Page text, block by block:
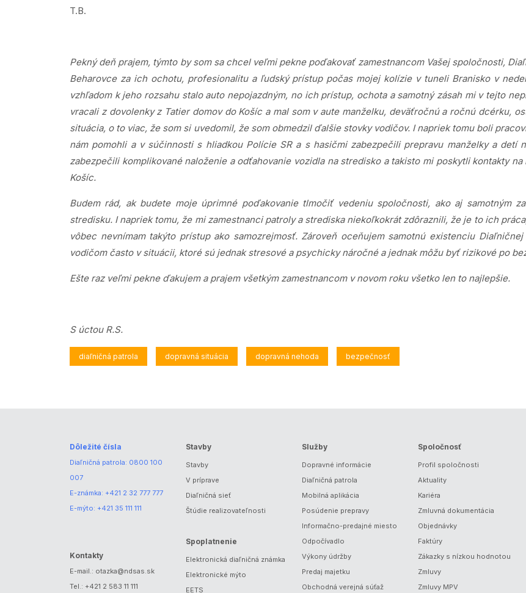
T.B.
Pekný deň prajem, týmto by som sa chcel veľmi pekne poďakovať zamestnancom Vašej spoločnosti,
Beharovce za ich ochotu, profesionalitu a ľudský prístup počas mojej kolízie v tuneli Branisko v
vzhľadom k jeho rozsahu stalo auto nepojazdným, no ich prístup, ochota a samotný zásah mi v tejto
vracali z dovolenky z Tatier domov do Košíc a mal som v aute manželku, deväťročnú a ročnú dcérku,
situácia, o to viac, že som si uvedomil, že som obmedzil ďalšie stovky vodičov. I napriek tomu boli
nám pomohli a v súčinnosti s hliadkou Polície SR a s hasičmi zabezpečili prepravu manželky a detí
zabezpečili komplikované naloženie a odťahovanie vozidla na stredisko a takisto mi poskytli kontakty
Košíc.
Budem rád, ak budete moje úprimné poďakovanie tlmočiť vedeniu spoločnosti, ako aj samotným
stredisku. I napriek tomu, že mi zamestnanci patroly a strediska niekoľkokrát zdôraznili, že je to ich
vôbec nevnímam takýto prístup ako samozrejmosť. Zároveň oceňujem samotnú existenciu
vodičom často v situácii, ktoré sú jednak stresové a psychicky náročné a jednak môžu byť rizikové po
Ešte raz veľmi pekne ďakujem a prajem všetkým zamestnancom v novom roku všetko len to najlepšie.
S úctou R.S.
diaľničná patrola dopravná situácia dopravná nehoda bezpečnosť
Dôležité čísla
Diaľničná patrola: 0800 100
007
E-známka: +421 2 32 777 777
E-mýto: +421 35 111 111
Kontakty
E-mail.: otazka@ndsas.sk
Tel.: +421 2 583 11 111
Stavby
Stavby
V príprave
Diaľničná sieť
Štúdie realizovateľnosti
Spoplatnenie
Elektronická diaľničná známka
Elektronické mýto
EETS
Služby
Dopravné informácie
Diaľničná patrola
Mobilná aplikácia
Posúdenie prepravy
Informačno-predajné miesto
Odpočívadlo
Výkony údržby
Predaj majetku
Obchodná verejná súťaž
Spoločnosť
Profil spoločnosti
Aktuality
Kariéra
Zmluvná dokumentácia
Objednávky
Faktúry
Zákazky s nízkou hodnotou
Zmluvy
Zmluvy MPV